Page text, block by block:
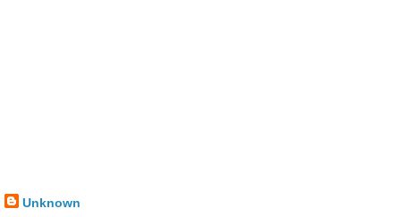
Unknown